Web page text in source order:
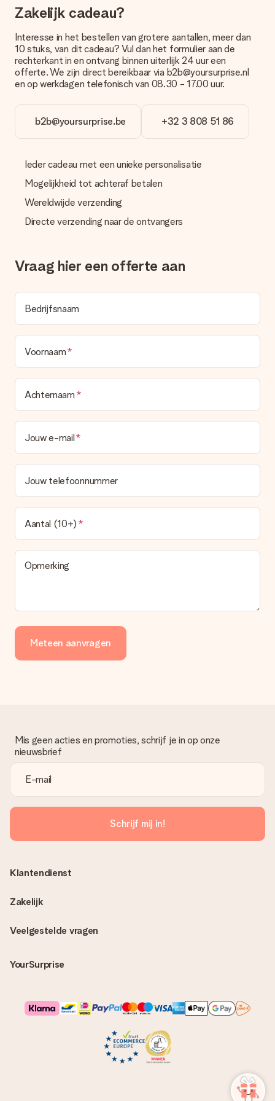
Betalen
Hoe kan ik mijn bestelling betalen?
Wij bieden de volgende betaalmethodes aan: iDeal, Paypal,
creditcard of handmatige overboeking. Hou bij handmatige
overboeking wel rekening met 3 dagen extra levertijd van je
cadeau.
Cadeau ontvangen
Wat als het cadeau toch niet helemaal naar mijn zin is?
We vinden het erg vervelend als je cadeau niet naar wens is
passende oplossing.
Wordt de factuur met de bestelling meegestuurd?
Er wordt geen factuur meegestuurd bij je bestelling. Je
deze ook altijd terugvinden in jouw MySurprise. Je kunt dus
Zakelijk cadeau?
Interesse in het bestellen van grotere aantallen, meer dan
10 stuks, van dit cadeau? Vul dan het formulier aan de
rechterkant in en ontvang binnen uiterlijk 24 uur een
offerte. We zijn direct bereikbaar via b2b@yoursurprise.nl
en op werkdagen telefonisch van 08.30 - 17.00 uur.
b2b@yoursurprise.be +32 3 808 51 86
Ieder cadeau met een unieke personalisatie
Mogelijkheid tot achteraf betalen
Wereldwijde verzending
Directe verzending naar de ontvangers
Vraag hier een offerte aan
Bedrijfsnaam
Voornaam
Achternaam
Jouw e-mail
Jouw telefoonnummer
Aantal (10+)
Opmerking
Meteen aanvragen
Mis geen acties en promoties, schrijf je in op onze
nieuwsbrief
Schrijf mij in!
Veelgestelde vragen
YourSurprise
Klantendienst
Zakelijk